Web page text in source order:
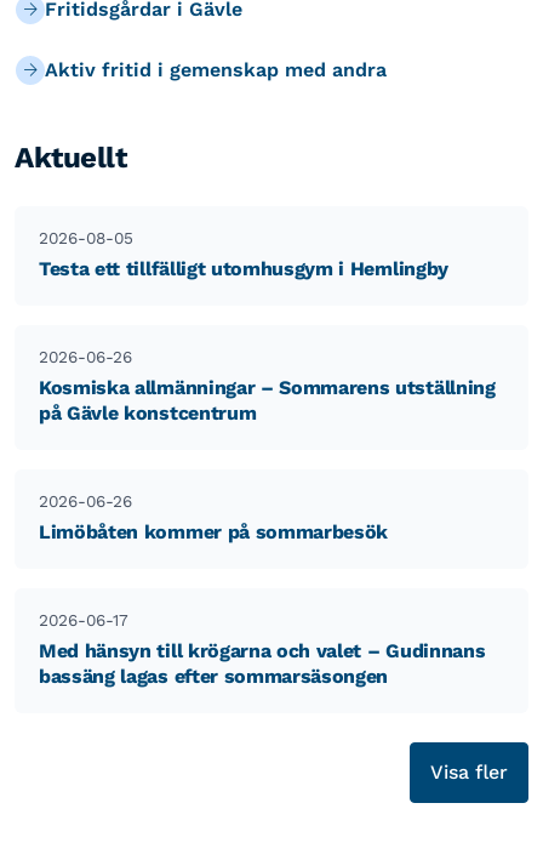
Fritidsgårdar i Gävle
Aktiv fritid i gemenskap med andra
Aktuellt
2026-08-05
Testa ett tillfälligt utomhusgym i Hemlingby
2026-06-26
Kosmiska allmänningar – Sommarens utställning
på Gävle konstcentrum
2026-06-26
Limöbåten kommer på sommarbesök
2026-06-17
Med hänsyn till krögarna och valet – Gudinnans
bassäng lagas efter sommarsäsongen
Visa fler